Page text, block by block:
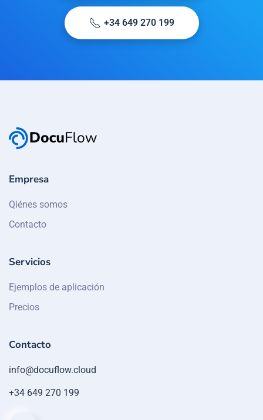
+34 649 270 199
Empresa
Qiénes somos
Contacto
Servicios
Ejemplos de aplicación
Precios
Contacto
info@docuflow.cloud
+34 649 270 199